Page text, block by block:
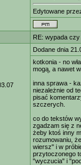
Edytowane
RE: wypada
Dodane dnia
kotkonia - no
mogą, a nawet
inna sprawa -
niezależnie od
pisać
szczerych.
co do tekstów
zgadzam się z
żeby ktoś inny
rozumowaniu,
wiersz" i w
przytoczonego
"wyczucia" i